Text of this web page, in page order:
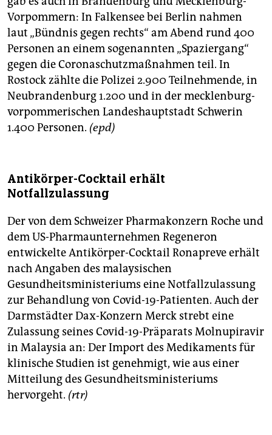
Vorpommern: In Falkensee bei Berlin nahmen
laut „Bündnis gegen rechts“ am Abend rund 400
Personen an einem sogenannten „Spaziergang“
gegen die Coronaschutzmaßnahmen teil. In
Rostock zählte die Polizei 2.900 Teilnehmende, in
Neubrandenburg 1.200 und in der mecklenburg-
vorpommerischen Landeshauptstadt Schwerin
1.400 Personen. (epd)
Antikörper-Cocktail erhält
Notfallzulassung
Der von dem Schweizer Pharmakonzern Roche und
dem US-Pharmaunternehmen Regeneron
entwickelte Antikörper-Cocktail Ronapreve erhält
nach Angaben des malaysischen
Gesundheitsministeriums eine Notfallzulassung
zur Behandlung von Covid-19-Patienten. Auch der
Darmstädter Dax-Konzern Merck strebt eine
Zulassung seines Covid-19-Präparats Molnupiravir
in Malaysia an: Der Import des Medikaments für
klinische Studien ist genehmigt, wie aus einer
Mitteilung des Gesundheitsministeriums
hervorgeht. (rtr)